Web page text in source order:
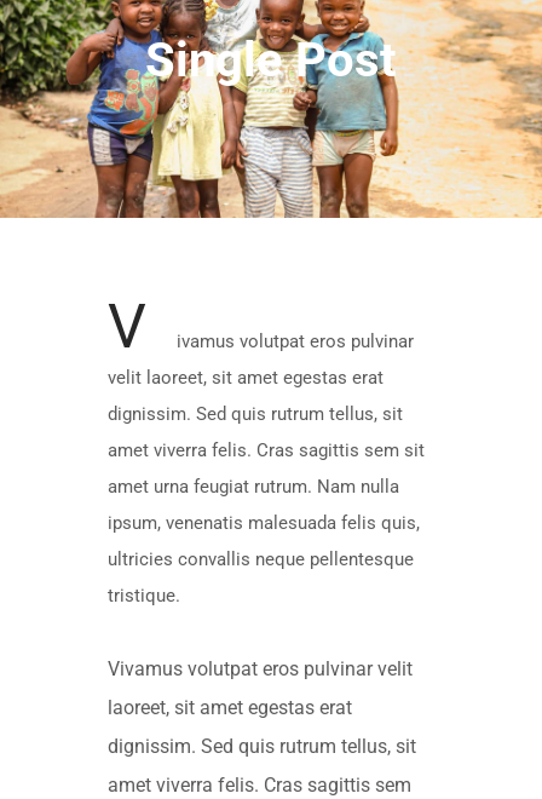
Single Post
V
ivamus volutpat eros pulvinar
velit laoreet, sit amet egestas erat
dignissim. Sed quis rutrum tellus, sit
amet viverra felis. Cras sagittis sem sit
amet urna feugiat rutrum. Nam nulla
ipsum, venenatis malesuada felis quis,
ultricies convallis neque pellentesque
tristique.
Vivamus volutpat eros pulvinar velit
laoreet, sit amet egestas erat
dignissim. Sed quis rutrum tellus, sit
amet viverra felis. Cras sagittis sem